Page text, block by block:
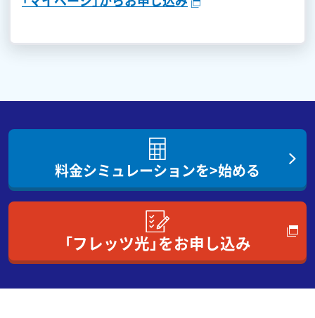
「フレッツ光」をお申し込み
料金シミュレーションを>始める